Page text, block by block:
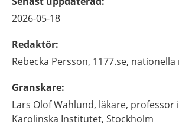
2026-05-18
Redaktör:
Rebecka Persson, 1177.se,
Granskare:
Lars OlofWahlund, läkare, professor
Karolinska Institutet, Stockholm